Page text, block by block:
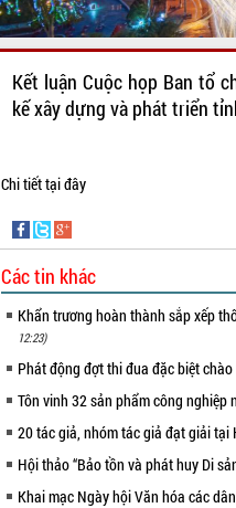
Kết luận Cuộc họp Ban tổ
kế xây dựng và phát triển
Chi tiếttại đây
Các tin khác
Khẩn trương hoàn thành sắp xếp
12:23)
Phát động đợt thi đua đặc biệt
Tôn vinh 32 sản phẩm công
20 tác giả, nhóm tác giả đạt giải
Hội thảo “Bảo tồn và phát huy Di
Khai mạc Ngày hội Văn hóa các